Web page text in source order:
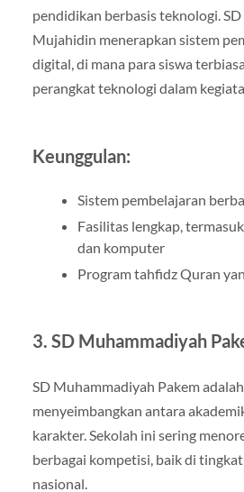
pendidikan berbasis teknologi.
Mujahidin menerapkan sistem
digital, di mana para siswa
perangkat teknologi dalam
Keunggulan:
Sistem pembelajaran
Fasilitas lengkap,
dan komputer
Program tahfidz Quran
3. SD Muhammadiyah
SD Muhammadiyah Pakem
menyeimbangkan antara
karakter. Sekolah ini sering
berbagai kompetisi, baik di
nasional.